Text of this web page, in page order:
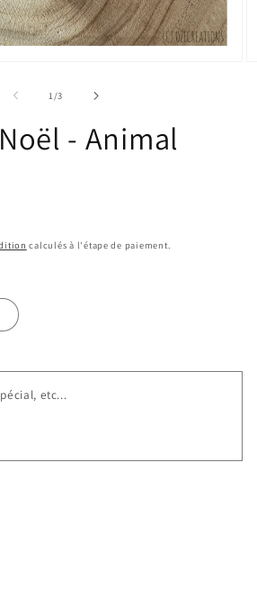
1 /de
3
- Animal
calculés à l'étape de paiement.